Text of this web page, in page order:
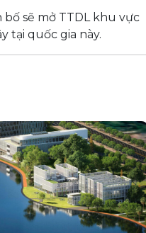
sẽ mở TTDL khu vực
tại quốc gia này.